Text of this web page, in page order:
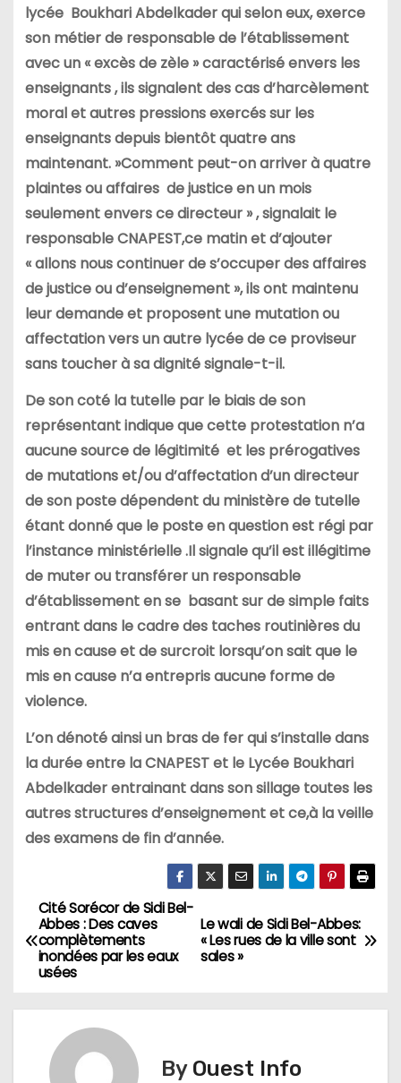
lycée Boukhari Abdelkader qui selon eux, exerce
son métier de responsable de l’établissement
avec un « excès de zèle » caractérisé envers les
enseignants , ils signalent des cas d’harcèlement
moral et autres pressions exercés sur les
enseignants depuis bientôt quatre ans
maintenant. »Comment peut-on arriver à quatre
plaintes ou affaires de justice en un mois
seulement envers ce directeur » , signalait le
responsable CNAPEST,ce matin et d’ajouter
« allons nous continuer de s’occuper des affaires
de justice ou d’enseignement », ils ont maintenu
leur demande et proposent une mutation ou
affectation vers un autre lycée de ce proviseur
sans toucher à sa dignité signale-t-il.
De son coté la tutelle par le biais de son
représentant indique que cette protestation n’a
aucune source de légitimité et les prérogatives
de mutations et/ou d’affectation d’un directeur
de son poste dépendent du ministère de tutelle
étant donné que le poste en question est régi par
l’instance ministérielle .Il signale qu’il est illégitime
de muter ou transférer un responsable
d’établissement en se basant sur de simple faits
entrant dans le cadre des taches routinières du
mis en cause et de surcroit lorsqu’on sait que le
mis en cause n’a entrepris aucune forme de
violence.
L’on dénoté ainsi un bras de fer qui s’installe dans
la durée entre la CNAPEST et le Lycée Boukhari
Abdelkader entrainant dans son sillage toutes les
autres structures d’enseignement et ce,à la veille
des examens de fin d’année.
N
a
Le wali de Sidi Bel-Abbes:
« Les rues de la ville sont
sales »
Cité Sorécor de Sidi Bel-
Abbes : Des caves
complètements
inondées par les eaux
usées
By Ouest Info